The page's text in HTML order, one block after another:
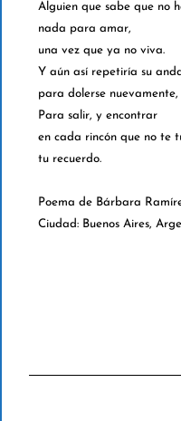
Alguien que sabe que no
nada para amar,
una vez que ya no viva.
Y aún así repetiría su
para dolerse
Para salir, y encontrar
en cada rincón que no te
tu recuerdo.
Poema de Bárbara
Ciudad: Buenos Aires,